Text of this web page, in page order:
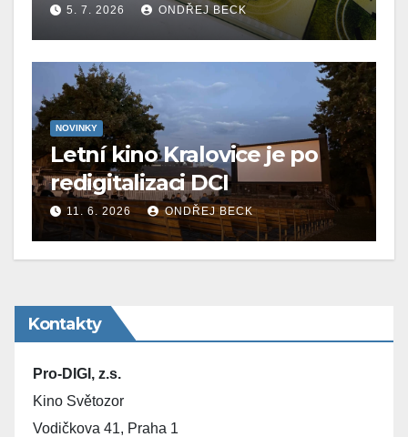
5. 7. 2026 ONDŘEJ BECK
NOVINKY
Letní kino Kralovice je po
redigitalizaci DCI
11. 6. 2026 ONDŘEJ BECK
Kontakty
Pro-DIGI, z.s.
Kino Světozor
Vodičkova 41, Praha 1